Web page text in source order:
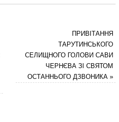
ПРИВІТАННЯ
ТАРУТИНСЬКОГО
СЕЛИЩНОГО ГОЛОВИ САВИ
ЧЕРНЄВА ЗІ СВЯТОМ
ОСТАННЬОГО ДЗВОНИКА»